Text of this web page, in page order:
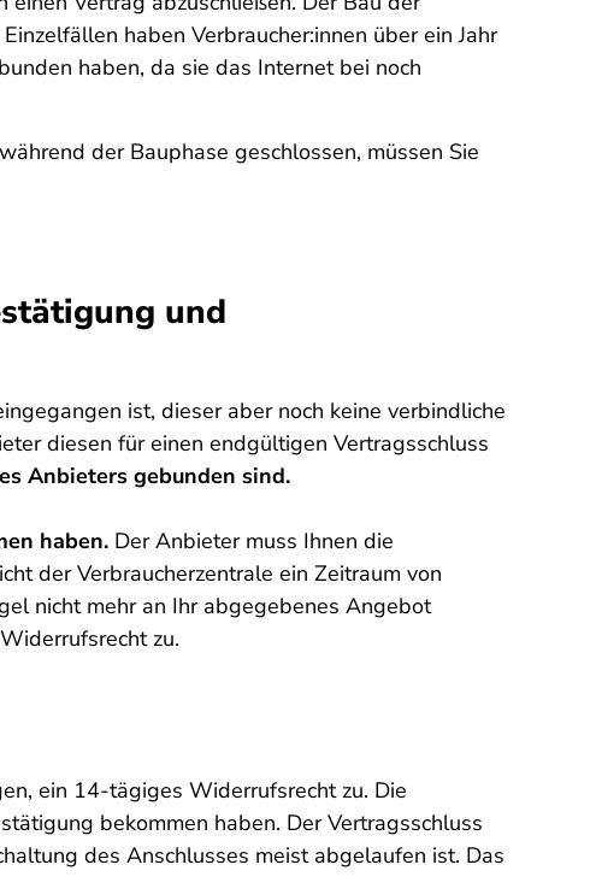
haben Verbraucher:innen über ein Jahr
haben, da sie das Internet bei noch
der Bauphase geschlossen, müssen Sie
und
ist, dieser aber noch keine verbindliche
diesen für einen endgültigen Vertragsschluss
Anbieters gebunden sind.
haben. Der Anbieter muss Ihnen die
der Verbraucherzentrale ein Zeitraum von
nicht mehr an Ihr abgegebenes Angebot
zu.
ein 14-tägiges Widerrufsrecht zu. Die
bekommen haben. Der Vertragsschluss
des Anschlusses meist abgelaufen ist. Das